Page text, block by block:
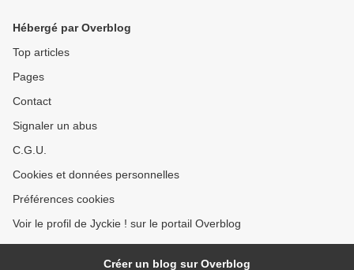
Hébergé par Overblog
Top articles
Pages
Contact
Signaler un abus
C.G.U.
Cookies et données personnelles
Préférences cookies
Voir le profil de Jyckie ! sur le portail Overblog
Créer un blog sur Overblog